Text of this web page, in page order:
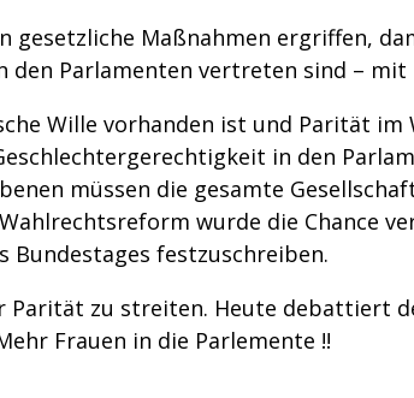
gesetzliche Maßnahmen ergriffen,
den Parlamenten vertreten sind – mit
Wille vorhanden ist und Parität im
in den
müssen die gesamte
wurde die Chance
Bundestages festzuschreiben.
Parität zu streiten. Heute debattiert
Frauen in die Parlemente !!